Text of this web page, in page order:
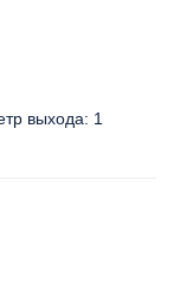
выхода: 1